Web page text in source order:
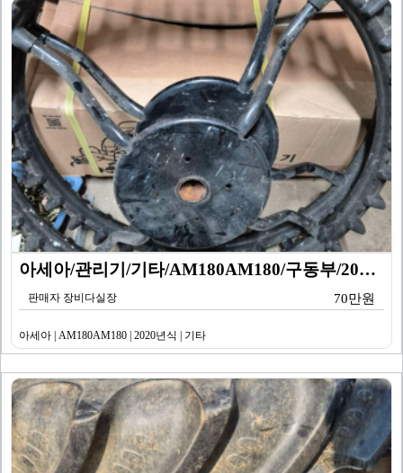
아세아/관리기/기타/AM180AM180/구동부/2025…
판매자 장비다실장 70만원
아세아 | AM180AM180 | 2020년식 | 기타